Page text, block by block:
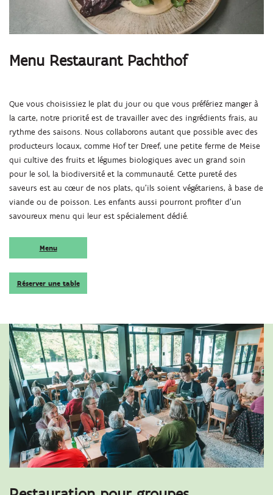
Menu Restaurant Pachthof
Que vous choisissiez le plat du jour ou que vous préfériez manger à
la carte, notre priorité est de travailler avec des ingrédients frais, au
rythme des saisons. Nous collaborons autant que possible avec des
producteurs locaux, comme Hof ter Dreef, une petite ferme de Meise
qui cultive des fruits et légumes biologiques avec un grand soin
pour le sol, la biodiversité et la communauté. Cette pureté des
saveurs est au cœur de nos plats, qu’ils soient végétariens, à base de
viande ou de poisson. Les enfants aussi pourront profiter d’un
savoureux menu qui leur est spécialement dédié.
Menu
Réserver une table